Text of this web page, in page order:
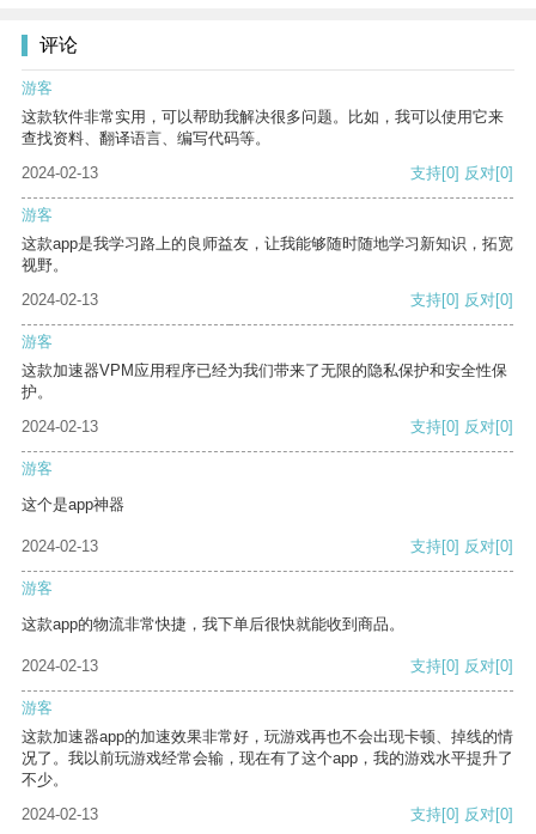
评论
游客
这款软件非常实用，可以帮助我解决很多问题。比如，我可以使用它来
查找资料、翻译语言、编写代码等。
2024-02-13
支持[0] 反对[0]
游客
这款app是我学习路上的良师益友，让我能够随时随地学习新知识，拓宽
视野。
2024-02-13
支持[0] 反对[0]
游客
这款加速器VPM应用程序已经为我们带来了无限的隐私保护和安全性保
护。
2024-02-13
支持[0] 反对[0]
游客
这个是app神器
2024-02-13 支持[0] 反对[0]
游客
这款app的物流非常快捷，我下单后很快就能收到商品。
2024-02-13 支持[0] 反对[0]
游客
这款加速器app的加速效果非常好，玩游戏再也不会出现卡顿、掉线的情
况了。我以前玩游戏经常会输，现在有了这个app，我的游戏水平提升了
不少。
2024-02-13
支持[0] 反对[0]